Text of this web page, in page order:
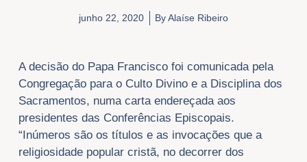
junho 22, 2020 ByAlaíse Ribeiro
A decisão do Papa Francisco foi comunicada pela
Congregação para o Culto Divino e a Disciplina dos
Sacramentos, numa carta endereçada aos
presidentes das Conferências Episcopais.
“Inúmeros são os títulos e as invocações que a
religiosidade popular cristã, no decorrer dos